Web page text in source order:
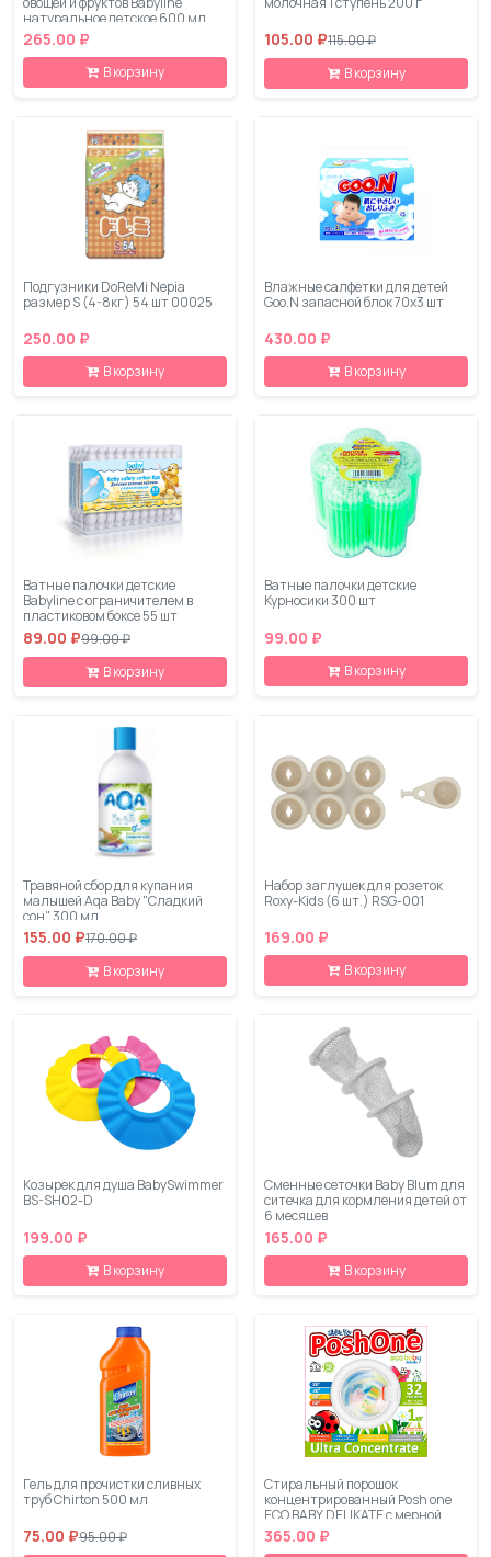
натуральное детское 600 мл
265.00 ₽
В корзину
105.00 ₽115.00 ₽
В корзину
Подгузники DoReMi Nepia
размер S (4-8кг) 54 шт 00025
250.00 ₽
В корзину
Влажные салфетки для детей
Goo.N запасной блок 70х3 шт
430.00 ₽
В корзину
Ватные палочки детские
Babyline с ограничителем в
пластиковом боксе 55 шт
89.00 ₽99.00 ₽
В корзину
Ватные палочки детские
Курносики 300 шт
99.00 ₽
В корзину
Травяной сбор для купания
малышей Aqa Baby "Сладкий
сон" 300 мл
155.00 ₽170.00 ₽
В корзину
Набор заглушек для розеток
Roxy-Kids (6 шт.) RSG-001
169.00 ₽
В корзину
Козырек для душа BabySwimmer
BS-SH02-D
199.00 ₽
В корзину
Сменные сеточки Baby Blum для
ситечка для кормления детей от
6 месяцев
165.00 ₽
В корзину
Гель для прочистки сливных
труб Chirton 500 мл
75.00 ₽95.00 ₽
Стиральный порошок
концентрированный Posh one
ECO BABY DELIKATE с мерной
ложечкой 1 кг 09665
365.00 ₽